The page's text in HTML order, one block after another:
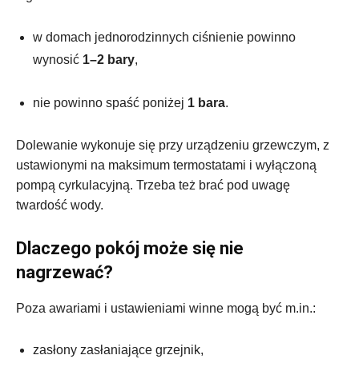
w domach jednorodzinnych ciśnienie powinno
wynosić 1–2 bary,
nie powinno spaść poniżej 1 bara.
Dolewanie wykonuje się przy urządzeniu grzewczym, z
ustawionymi na maksimum termostatami i wyłączoną
pompą cyrkulacyjną. Trzeba też brać pod uwagę
twardość wody.
Dlaczego pokój może się nie
nagrzewać?
Poza awariami i ustawieniami winne mogą być m.in.:
zasłony zasłaniające grzejnik,